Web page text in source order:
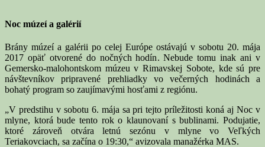
Noc múzeí a galérií
Brány múzeí a galérii po celej Európe ostávajú v sobotu 20. mája
2017 opäť otvorené do nočných hodín. Nebude tomu inak ani v
Gemersko-malohontskom múzeu v Rimavskej Sobote, kde sú pre
návštevníkov pripravené prehliadky vo večerných hodinách a
bohatý program so zaujímavými hosťami z regiónu.
„V predstihu v sobotu 6. mája sa pri tejto príležitosti koná aj Noc v
mlyne, ktorá bude tento rok o klaunovaní s bublinami. Podujatie,
ktoré zároveň otvára letnú sezónu v mlyne vo Veľkých
Teriakovciach, sa začína o 19:30,“ avizovala manažérka MAS.